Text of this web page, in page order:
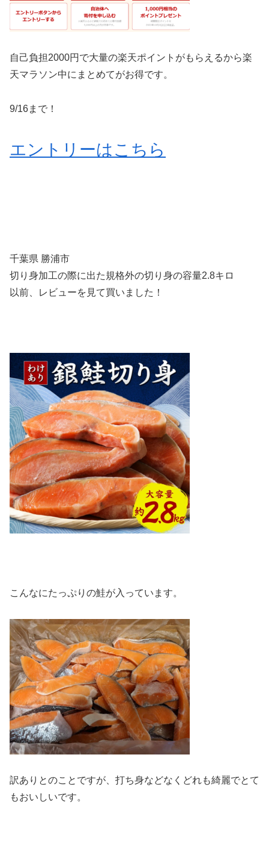
自己負担2000円で大量の楽天ポイントがもらえるから楽
天マラソン中にまとめてがお得です。
9/16まで！
エントリーはこちら
千葉県 勝浦市
切り身加工の際に出た規格外の切り身の容量2.8キロ
以前、レビューを見て買いました！
こんなにたっぷりの鮭が入っています。
訳ありとのことですが、打ち身などなくどれも綺麗でとて
もおいしいです。